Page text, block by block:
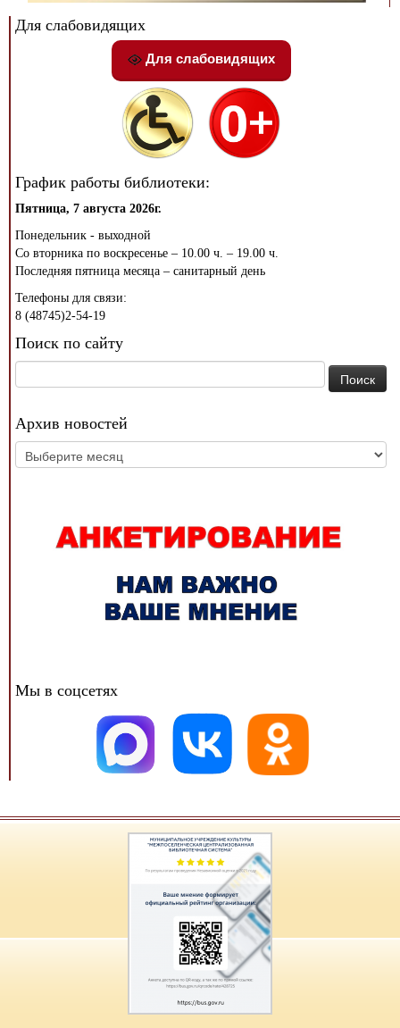
Для слабовидящих
Для слабовидящих
График работы библиотеки:
Пятница, 7 августа 2026г.
Понедельник - выходной
Со вторника по воскресенье – 10.00 ч. – 19.00 ч.
Последняя пятница месяца – санитарный день
Телефоны для связи:
8 (48745)2-54-19
Поиск по сайту
Архив новостей
Архив
новостей
Мы в соцсетях